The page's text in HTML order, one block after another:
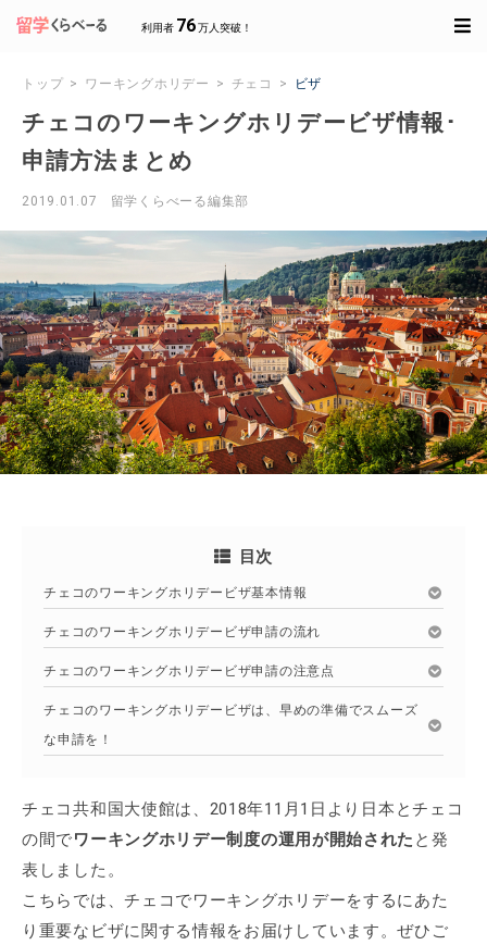
利用者 76万人突破！
トップ ワーキングホリデー チェコ ビザ
チェコのワーキングホリデービザ情報･
申請方法まとめ
2019.01.07 留学くらべーる編集部
目次
チェコのワーキングホリデービザ基本情報
チェコのワーキングホリデービザ申請の流れ
チェコのワーキングホリデービザ申請の注意点
チェコのワーキングホリデービザは、早めの準備でスムーズ
な申請を！
チェコ共和国大使館は、2018年11月1日より日本とチェコ
の間でワーキングホリデー制度の運用が開始された と発
表しました。
こちらでは、チェコでワーキングホリデーをするにあた
り重要なビザに関する情報をお届けしています。ぜひご